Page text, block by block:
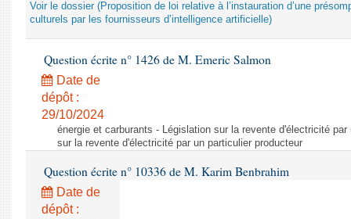
Voir le dossier (Proposition de loi relative à l’instauration d’une
culturels par les fournisseurs d’intelligence artificielle)
Question écrite n° 1426 de M. Emeric Salmon
Date de
dépôt :
29/10/2024
énergie et carburants - Législation sur la revente d'électricité
sur la revente d'électricité par un particulier producteur
Question écrite n° 10336 de M. Karim Benbrahim
Date de
dépôt :